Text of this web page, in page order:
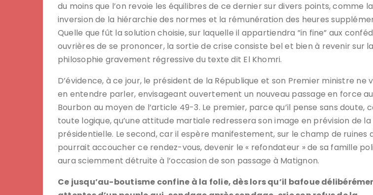
du moins que l’on revoie les équilibres de ce dernier sur divers points, comme
inversion de la hiérarchie des normes et la rémunération des heures
Quelle que fût la solution choisie, sur laquelle il appartiendra ”in fine” aux
ouvrières de se prononcer, la sortie de crise consiste bel et bien à revenir sur la
philosophie gravement régressive du texte dit El Khomri.
D’évidence, à ce jour, le président de la République et son Premier ministre ne
en entendre parler, envisageant ouvertement un nouveau passage en force
Bourbon au moyen de l’article 49-3. Le premier, parce qu’il pense sans doute,
toute logique, qu’une attitude martiale redressera son image en prévision de
présidentielle. Le second, car il espère manifestement, sur le champ de ruines
pourrait accoucher ce rendez-vous, devenir le « refondateur » de sa famille
aura sciemment détruite à l’occasion de son passage à Matignon.
Ce jusqu’au-boutisme confine à la folie, dès lors qu’il bafoue